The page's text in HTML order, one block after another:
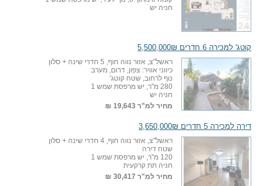
חניה יש
קוטג' למכירה 6 חדרים 5,500,000₪
ראשל"צ, אזור נווה חוף, 5 חדרי שינה + סלון
כיווני אוויר: צפון, דרום, מערב
נוף לרחוב, שטח קוטג'
280 מ"ר, יש מרפסת שמש 1
חניה יש
מחיר למ"ר 19,643 ₪
דירה למכירה 5 חדרים 3,650,000₪
ראשל"צ, אזור נווה חוף, 4 חדרי שינה + סלון
שטח דירה
120 מ"ר, יש מרפסת שמש 1
חניה תת קרקעית
מחיר למ"ר 30,417 ₪